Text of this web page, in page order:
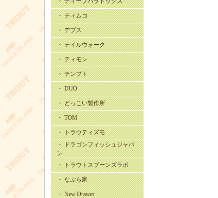
・ ティムコ
・ デプス
・ テイルウォーク
・ ティモン
・ テンプト
・ DUO
・ どっこい製作所
・ TOM
・ トラウティズモ
・ ドラゴンフィッシュジャパ
ン
・ トラウトスプーンズラボ
・ なぶら家
・ New Drawer